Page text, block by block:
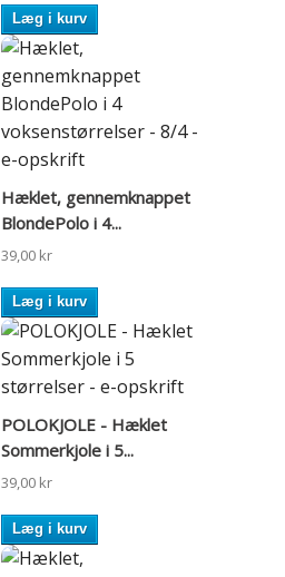
Læg i kurv
Hæklet, gennemknappet
BlondePolo i 4...
39,00 kr
Læg i kurv
POLOKJOLE - Hæklet
Sommerkjole i 5...
39,00 kr
Læg i kurv